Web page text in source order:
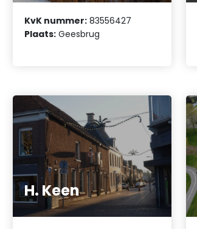
KvK nummer: 83556427
Plaats: Geesbrug
H. Keen